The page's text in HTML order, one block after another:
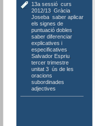
13a sessió, curs
2012/13, Gràcia,
Joseba, saber aplicar
els signes de
puntuació dobles
saber diferenciar
explicatives i
especificatives
Salvador Espriu,
tercer trimestre,
unitat 3, ús de les
oracions
subordinades
adjectives